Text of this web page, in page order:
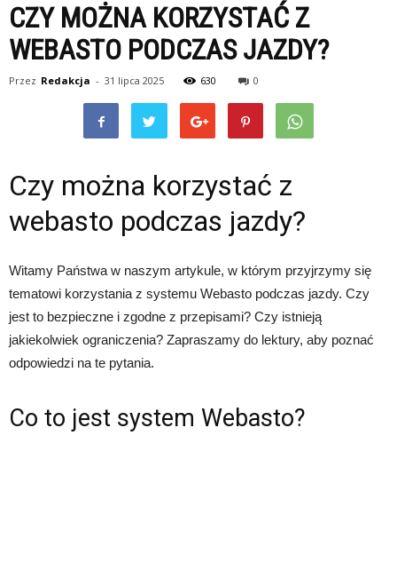
CZY MOŻNA KORZYSTAĆ Z
WEBASTO PODCZAS JAZDY?
Przez Redakcja - 31 lipca 2025 630 0
Czy można korzystać z
webasto podczas jazdy?
Witamy Państwa w naszym artykule, w którym przyjrzymy się
tematowi korzystania z systemu Webasto podczas jazdy. Czy
jest to bezpieczne i zgodne z przepisami? Czy istnieją
jakiekolwiek ograniczenia? Zapraszamy do lektury, aby poznać
odpowiedzi na te pytania.
Co to jest system Webasto?